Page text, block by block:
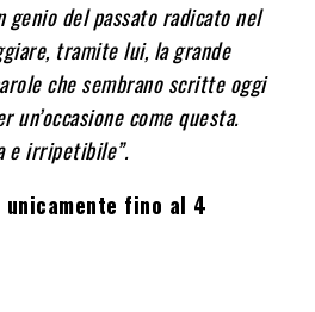
del passato radicato nel
tramite lui, la grande
che sembrano scritte oggi
come questa.
e irripetibile”.
fino al 4